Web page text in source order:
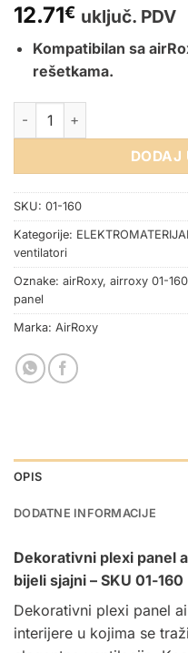
12.71€ uključ. PDV
Kompatibilan sa
rešetkama.
DEKORATIVNI PLEXI
DODAJ
SKU: 01-160
Kategorije:
ventilatori
Oznake: airRoxy, airroxy 01-160
panel
Marka: AirRoxy
OPIS
DODATNE INFORMACIJE
Dekorativni plexi panel
bijeli sjajni – SKU 01-160
Dekorativni plexi panel
interijere u kojima se